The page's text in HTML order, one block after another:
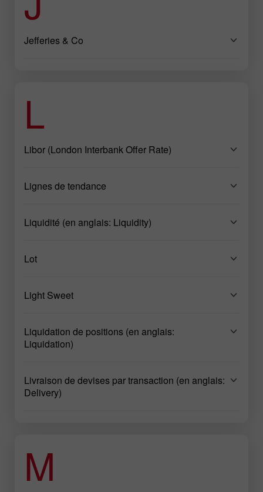
Jefferies & Co
L
Libor (London Interbank Offer Rate)
Lignes de tendance
Liquidité (en anglais: Liquidity)
Lot
Light Sweet
Liquidation de positions (en anglais:
Liquidation)
Livraison de devises par transaction (en anglais:
Delivery)
M